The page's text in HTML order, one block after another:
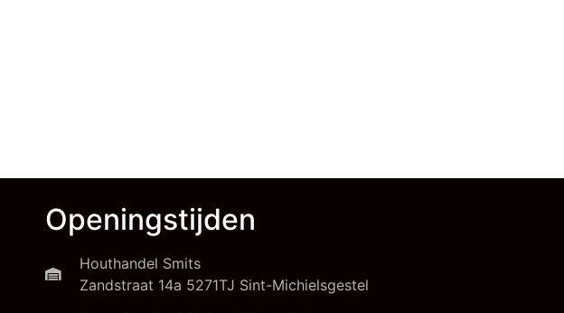
Openingstijden
Houthandel Smits
Zandstraat 14a 5271TJ Sint-Michielsgestel